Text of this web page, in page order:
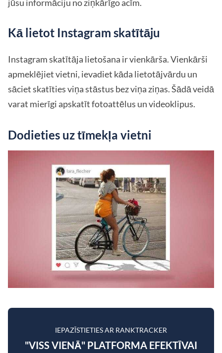
jūsu informāciju no ziņkārīgo acīm.
Kā lietot Instagram skatītāju
Instagram skatītāja lietošana ir vienkārša. Vienkārši
apmeklējiet vietni, ievadiet kāda lietotājvārdu un
sāciet skatīties viņa stāstus bez viņa ziņas. Šādā veidā
varat mierīgi apskatīt fotoattēlus un videoklipus.
Dodieties uz tīmekļa vietni
IEPAZĪSTIETIES AR RANKTRACKER
"VISS VIENĀ" PLATFORMA EFEKTĪVAI